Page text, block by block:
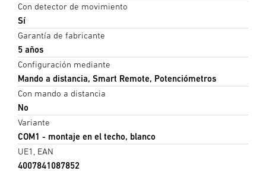
Con detector de movimiento
Sí
Garantía de fabricante
5 años
Configuración mediante
Mando a distancia, Smart Remote, Potenciómetros
Con mando a distancia
No
Variante
COM1 - montaje en el techo, blanco
UE1, EAN
4007841087852